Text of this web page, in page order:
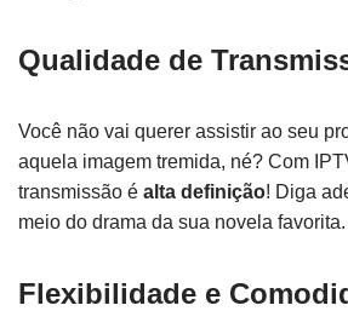
Qualidade de
Você não vai querer assistir ao seu
aquela imagem tremida, né? Com
transmissão é alta definição! Diga
meio do drama da sua novela favorita.
Flexibilidade e